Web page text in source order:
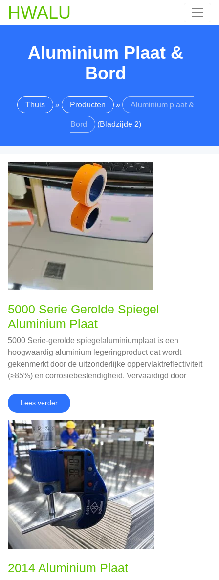
HWALU
Aluminium Plaat &
Bord
Thuis » Producten » Aluminium plaat &
Bord (Bladzijde 2)
5000 Serie Gerolde Spiegel
Aluminium Plaat
5000 Serie-gerolde spiegelaluminiumplaat is een
hoogwaardig aluminium legeringproduct dat wordt
gekenmerkt door de uitzonderlijke oppervlaktreflectiviteit
(≥85%) en corrosiebestendigheid. Vervaardigd door
bereikt een spiegelachtige afwerking met behoud van de
sterkte en vormbaarheid van de 5000 serie legeringen.
Lees verder
2014 Aluminium Plaat